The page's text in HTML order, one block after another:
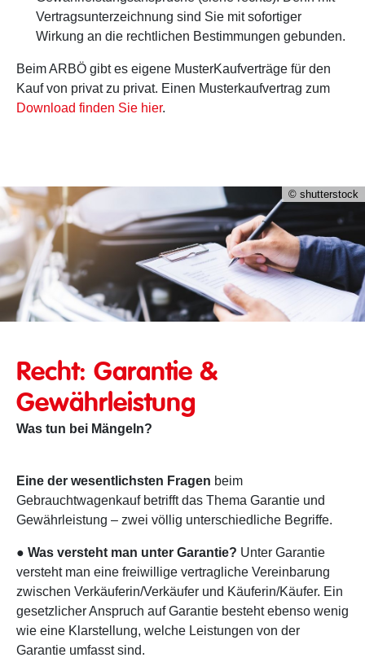
Vertragsunterzeichnung sind Sie mit sofortiger
Wirkung an die rechtlichen Bestimmungen gebunden.
Beim ARBÖ gibt es eigene MusterKaufverträge für den
Kauf von privat zu privat. Einen Musterkaufvertrag zum
Download finden Sie hier.
© shutterstock
Recht: Garantie &
Gewährleistung
Was tun bei Mängeln?
Eine der wesentlichsten Fragen beim
Gebrauchtwagenkauf betrifft das Thema Garantie und
Gewährleistung – zwei völlig unterschiedliche Begriffe.
● Was versteht man unter Garantie? Unter Garantie
versteht man eine freiwillige vertragliche Vereinbarung
zwischen Verkäuferin/Verkäufer und Käuferin/Käufer. Ein
gesetzlicher Anspruch auf Garantie besteht ebenso wenig
wie eine Klarstellung, welche Leistungen von der
Garantie umfasst sind.